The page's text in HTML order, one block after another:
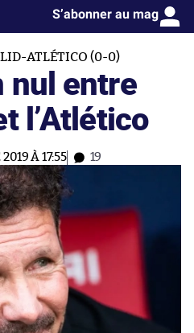
S’abonner au mag
ATLÉTICO (0-0)
nul entre
l’Atlético
À 17:55 19